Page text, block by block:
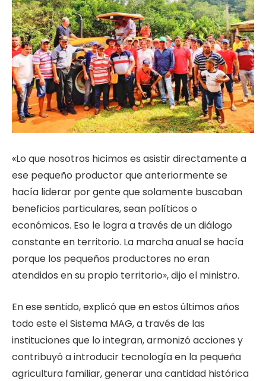
«Lo que nosotros hicimos es asistir directamente a
ese pequeño productor que anteriormente se
hacía liderar por gente que solamente buscaban
beneficios particulares, sean políticos o
económicos. Eso le logra a través de un diálogo
constante en territorio. La marcha anual se hacía
porque los pequeños productores no eran
atendidos en su propio territorio», dijo el ministro.
En ese sentido, explicó que en estos últimos años
todo este el Sistema MAG, a través de las
instituciones que lo integran, armonizó acciones y
contribuyó a introducir tecnología en la pequeña
agricultura familiar, generar una cantidad histórica